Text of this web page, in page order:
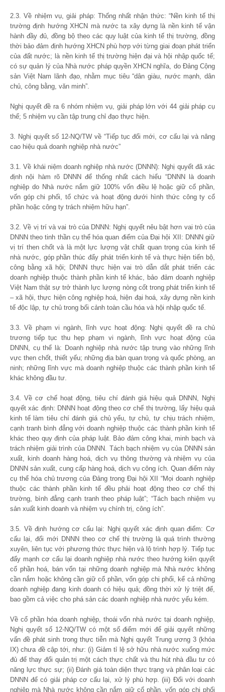
2.3. Về nhiệm vụ, giải pháp: Thống nhất nhận thức: “Nền kinh tế thị
trường định hướng XHCN mà nước ta xây dựng là nền kinh tế vận
hành đầy đủ, đồng bộ theo các quy luật của kinh tế thị trường, đồng
thời bảo đảm định hướng XHCN phù hợp với từng giai đoạn phát triển
của đất nước; là nền kinh tế thị trường hiện đại và hội nhập quốc tế;
có sự quản lý của Nhà nước pháp quyền XHCN nghĩa, do Đảng Cộng
sản Việt Nam lãnh đạo, nhằm mục tiêu “dân giàu, nước mạnh, dân
chủ, công bằng, văn minh”.
Nghị quyết đề ra 6 nhóm nhiệm vụ, giải pháp lớn với 44 giải pháp cụ
thể; 5 nhiệm vụ cần tập trung chỉ đạo thực hiện.
3. Nghị quyết số 12-NQ/TW về “Tiếp tục đổi mới, cơ cấu lại và nâng
cao hiệu quả doanh nghiệp nhà nước”
3.1. Về khái niệm doanh nghiệp nhà nước (DNNN): Nghị quyết đã xác
định nội hàm rõ DNNN để thống nhất cách hiểu “DNNN là doanh
nghiệp do Nhà nước nắm giữ 100% vốn điều lệ hoặc giữ cổ phần,
vốn góp chi phối, tổ chức và hoạt động dưới hình thức công ty cổ
phần hoặc công ty trách nhiệm hữu hạn”.
3.2. Về vị trí và vai trò của DNNN: Nghị quyết nêu bật hơn vai trò của
DNNN theo tinh thần cụ thể hóa quan điểm của Đại hội XII: DNNN giữ
vị trí then chốt và là một lực lượng vật chất quan trọng của kinh tế
nhà nước, góp phần thúc đẩy phát triển kinh tế và thực hiện tiến bộ,
công bằng xã hội; DNNN thực hiện vai trò dẫn dắt phát triển các
doanh nghiệp thuộc thành phần kinh tế khác, bảo đảm doanh nghiệp
Việt Nam thật sự trở thành lực lượng nòng cốt trong phát triển kinh tế
– xã hội, thực hiện công nghiệp hoá, hiện đại hoá, xây dựng nền kinh
tế độc lập, tự chủ trong bối cảnh toàn cầu hóa và hội nhập quốc tế.
3.3. Về phạm vi ngành, lĩnh vực hoạt động: Nghị quyết đề ra chủ
trương tiếp tục thu hẹp phạm vi ngành, lĩnh vực hoạt động của
DNNN, cụ thể là: Doanh nghiệp nhà nước tập trung vào những lĩnh
vực then chốt, thiết yếu; những địa bàn quan trọng và quốc phòng, an
ninh; những lĩnh vực mà doanh nghiệp thuộc các thành phần kinh tế
khác không đầu tư.
3.4. Về cơ chế hoạt động, tiêu chí đánh giá hiệu quả DNNN, Nghị
quyết xác định: DNNN hoạt động theo cơ chế thị trường, lấy hiệu quả
kinh tế làm tiêu chí đánh giá chủ yếu, tự chủ, tự chịu trách nhiệm,
cạnh tranh bình đẳng với doanh nghiệp thuộc các thành phần kinh tế
khác theo quy định của pháp luật. Bảo đảm công khai, minh bạch và
trách nhiệm giải trình của DNNN. Tách bạch nhiệm vụ của DNNN sản
xuất, kinh doanh hàng hoá, dịch vụ thông thường và nhiệm vụ của
DNNN sản xuất, cung cấp hàng hoá, dịch vụ công ích. Quan điểm này
cụ thể hóa chủ trương của Đảng trong Đại hội XII “Mọi doanh nghiệp
thuộc các thành phần kinh tế đều phải hoạt động theo cơ chế thị
trường, bình đẳng cạnh tranh theo pháp luật”; “Tách bạch nhiệm vụ
sản xuất kinh doanh và nhiệm vụ chính trị, công ích”.
3.5. Về định hướng cơ cấu lại: Nghị quyết xác định quan điểm: Cơ
cấu lại, đổi mới DNNN theo cơ chế thị trường là quá trình thường
xuyên, liên tục với phương thức thực hiện và lộ trình hợp lý. Tiếp tục
đẩy mạnh cơ cấu lại doanh nghiệp nhà nước theo hướng kiên quyết
cổ phần hoá, bán vốn tại những doanh nghiệp mà Nhà nước không
cần nắm hoặc không cần giữ cổ phần, vốn góp chi phối, kể cả những
doanh nghiệp đang kinh doanh có hiệu quả; đồng thời xử lý triệt để,
bao gồm cả việc cho phá sản các doanh nghiệp nhà nước yếu kém.
Về cổ phần hóa doanh nghiệp, thoái vốn nhà nước tại doanh nghiệp,
Nghị quyết số 12-NQ/TW có một số điểm mới để giải quyết những
vấn đề phát sinh trong thực tiễn mà Nghị quyết Trung ương 3 (khóa
IX) chưa đề cập tới, như: (i) Giảm tỉ lệ sở hữu nhà nước xuống mức
đủ để thay đổi quản trị một cách thực chất và thu hút nhà đầu tư có
năng lực thực sự; (ii) Đánh giá toàn diện thực trạng và phân loại các
DNNN để có giải pháp cơ cấu lại, xử lý phù hợp. (iii) Đối với doanh
nghiệp mà Nhà nước không cần nắm giữ cổ phần, vốn góp chi phối